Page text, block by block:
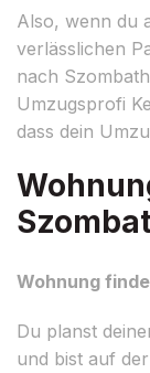
Also, wenn du
verlässlichen
nach
Umzugsprofi
dass dein
Wohnung
Du planst
und bist auf